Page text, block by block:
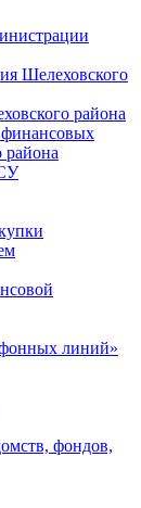
Шелеховского
района
района
линий»
фондов,